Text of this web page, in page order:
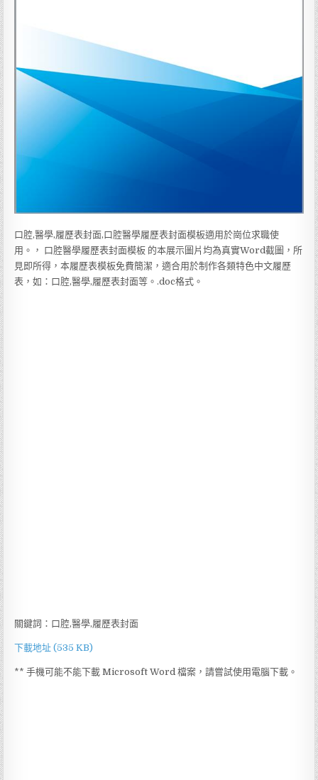
口腔,醫學,履歷表封面,口腔醫學履歷表封面模板適用於崗位求職使
用。， 口腔醫學履歷表封面模板 的本展示圖片均為真實Word截圖，所
見即所得，本履歷表模板免費簡潔，適合用於制作各類特色中文履歷
表，如：口腔,醫學,履歷表封面等。.doc格式。
關鍵詞：口腔,醫學,履歷表封面
下載地址 (535 KB)
** 手機可能不能下載 Microsoft Word 檔案，請嘗試使用電腦下載。